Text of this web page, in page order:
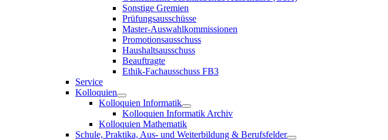
Sonstige Gremien
Prüfungsausschüsse
Master-Auswahlkommissionen
Promotionsausschuss
Haushaltsausschuss
Beauftragte
Ethik-Fachausschuss FB3
Service
Kolloquien
Kolloquien Informatik
Kolloquien Informatik Archiv
Kolloquien Mathematik
Schule, Praktika, Aus- und Weiterbildung & Berufsfelder